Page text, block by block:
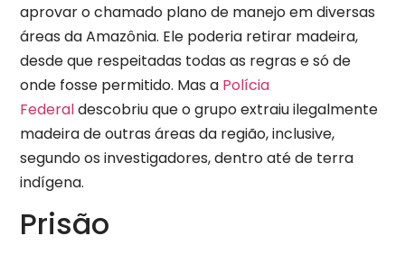
aprovar o chamado plano de manejo em diversas
áreas da Amazônia. Ele poderia retirar madeira,
desde que respeitadas todas as regras e só de
onde fosse permitido. Mas a Polícia
Federaldescobriu que o grupo extraiu ilegalmente
madeira de outras áreas da região, inclusive,
segundo os investigadores, dentro até de terra
indígena.
Prisão